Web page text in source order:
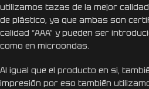
utilizamos tazas de la mejor
de plástico, ya que ambas son
calidad “AAA” y pueden ser
como en microondas.
Al igual que el producto en si,
impresión por eso también